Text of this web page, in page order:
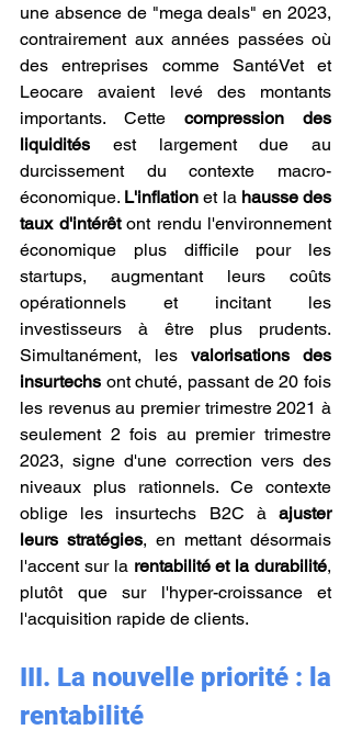
une absence de "mega deals" en 2023,
contrairement aux années passées où
des entreprises comme SantéVet et
Leocare avaient levé des montants
importants. Cette compression des
liquidités est largement due au
durcissement du contexte macro-
économique. L'inflation et la hausse des
taux d'intérêt ont rendu l'environnement
économique plus difficile pour les
startups, augmentant leurs coûts
opérationnels et incitant les
investisseurs à être plus prudents.
Simultanément, les valorisations des
insurtechs ont chuté, passant de 20 fois
les revenus au premier trimestre 2021 à
seulement 2 fois au premier trimestre
2023, signe d'une correction vers des
niveaux plus rationnels. Ce contexte
oblige les insurtechs B2C à ajuster
leurs stratégies, en mettant désormais
l'accent sur la rentabilité et la durabilité,
plutôt que sur l'hyper-croissance et
l'acquisition rapide de clients.
III. La nouvelle priorité : la
rentabilité